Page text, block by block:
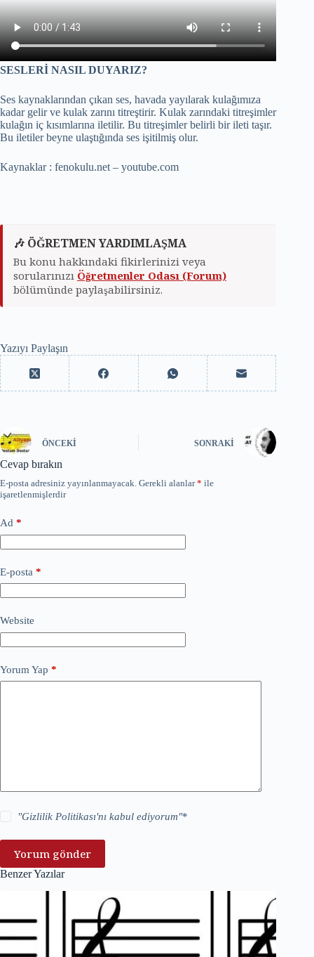
SESLERİ NASIL DUYARIZ?
Ses kaynaklarından çıkan ses, havada yayılarak kulağımıza
kadar gelir ve kulak zarını titreştirir. Kulak zarındaki titreşimler
kulağın iç kısımlarına iletilir. Bu titreşimler belirli bir ileti taşır.
Bu iletiler beyne ulaştığında ses işitilmiş olur.
Kaynaklar : fenokulu.net – youtube.com
🎶 ÖĞRETMEN YARDIMLAŞMA
Bu konu hakkındaki fikirlerinizi veya
sorularınızı Öğretmenler Odası (Forum)
bölümünde paylaşabilirsiniz.
Yazıyı Paylaşın
ÖNCEKI SONRAKI
Cevap bırakın
E-posta adresiniz yayınlanmayacak. Gerekli alanlar* ile
işaretlenmişlerdir
Ad *
E-posta *
Website
Yorum Yap *
"Gizlilik Politikası'nı kabul ediyorum"*
Yorum gönder
Benzer Yazılar